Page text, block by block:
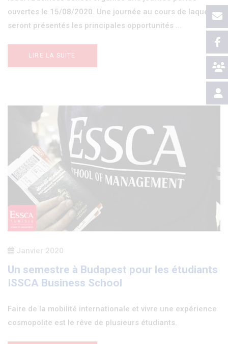
ouvertes le 15/08/2020. Une journée au cours de laquelle
seront présentés les principales opportunités ...
LIRE LA SUITE
Janvier 2020
Un semestre à Budapest pour les étudiants
ISSCA Business School
Faire de la mobilité internationale et vivre une expérience
cosmopolite est le rêve de plusieurs étudiants.